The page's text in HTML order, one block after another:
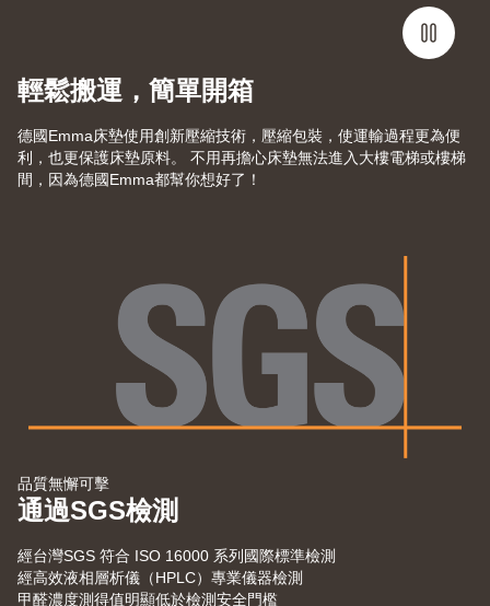
輕鬆搬運，簡單開箱
德國Emma床墊使用創新壓縮技術，壓縮包裝，使運輸過程更為便
利，也更保護床墊原料。 不用再擔心床墊無法進入大樓電梯或樓梯
間，因為德國Emma都幫你想好了！
品質無懈可擊
通過SGS檢測
經台灣SGS 符合 ISO 16000 系列國際標準檢測
經高效液相層析儀（HPLC）專業儀器檢測
甲醛濃度測得值明顯低於檢測安全門檻